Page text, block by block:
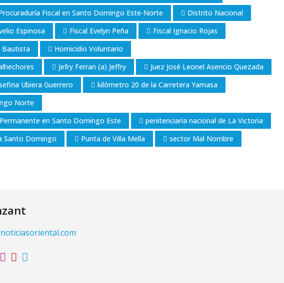
Fiscal en Santo Domingo Este-Norte
Distrito Nacional
Espinosa Fiscal Evelyn Peña
Fiscal Ignacio Rojas
Bautista
Homicidio Voluntario
Jefry Ferran (a) Jeffry
Juez José Leonel Asencio Quezada
Ubiera Guerrero
kilómetro 20 de la Carretera Yamasa
Norte
en Santo Domingo Este
penitenciaría nacional de La Victoria
Santo Domingo
Punta de Villa Mella
sector Mal Nombre